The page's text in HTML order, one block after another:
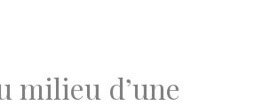
milieu d’une